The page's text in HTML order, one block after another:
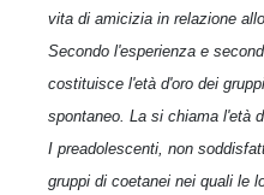
vita di amicizia in relazione
Secondo l'esperienza e
costituisce l'età d'oro dei
spontaneo. La si chiama l'età
I preadolescenti, non
gruppi di coetanei nei quali le